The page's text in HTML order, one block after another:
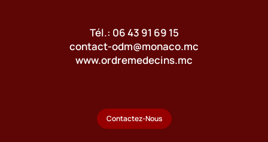
Tél.: 06 43 91 69 15
contact-odm@monaco.mc
www.ordremedecins.mc
Contactez-Nous